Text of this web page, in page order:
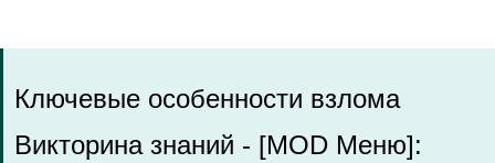
Ключевые особенности взлома
Викторина знаний - [MOD Меню]: